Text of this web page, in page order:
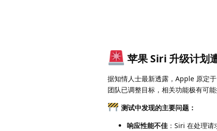
苹果 Siri 升级计划
据知情人士最新透露，Apple 原定
团队已调整目标，相关功能极有可
测试中发现的主要问题：
响应性能不佳 ：Siri 在处理